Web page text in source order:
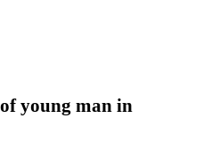
young man in